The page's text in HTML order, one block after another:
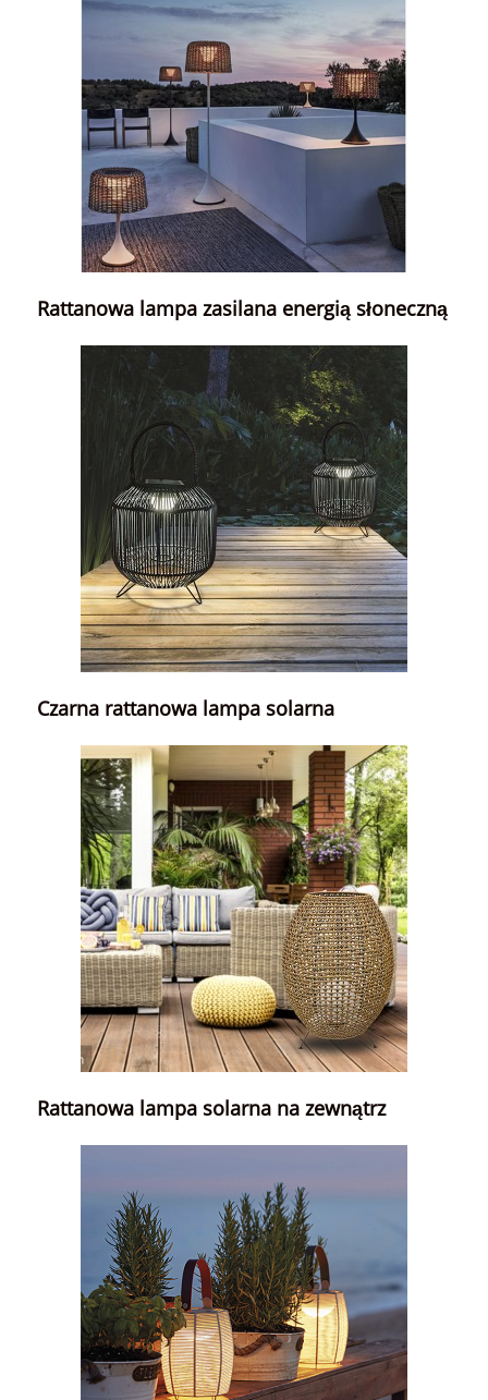
Rattanowa lampa zasilana energią słoneczną
Czarna rattanowa lampa solarna
Rattanowa lampa solarna na zewnątrz